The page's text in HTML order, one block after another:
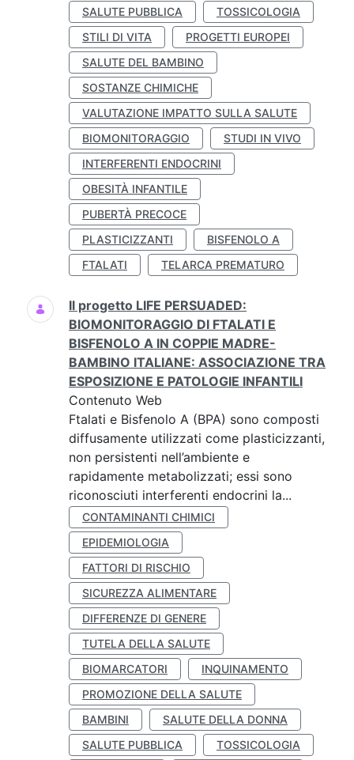
SALUTE PUBBLICA
TOSSICOLOGIA
STILI DI VITA
PROGETTI EUROPEI
SALUTE DEL BAMBINO
SOSTANZE CHIMICHE
VALUTAZIONE IMPATTO SULLA SALUTE
BIOMONITORAGGIO
STUDI IN VIVO
INTERFERENTI ENDOCRINI
OBESITÀ INFANTILE
PUBERTÀ PRECOCE
PLASTICIZZANTI
BISFENOLO A
FTALATI
TELARCA PREMATURO
Il progetto LIFE PERSUADED:
BIOMONITORAGGIO DI FTALATI E
BISFENOLO A IN COPPIE MADRE-
BAMBINO ITALIANE: ASSOCIAZIONE TRA
ESPOSIZIONE E PATOLOGIE INFANTILI
Contenuto Web
Ftalati e Bisfenolo A (BPA) sono composti
diffusamente utilizzati come plasticizzanti,
non persistenti nell’ambiente e
rapidamente metabolizzati; essi sono
riconosciuti interferenti endocrini la...
CONTAMINANTI CHIMICI
EPIDEMIOLOGIA
FATTORI DI RISCHIO
SICUREZZA ALIMENTARE
DIFFERENZE DI GENERE
TUTELA DELLA SALUTE
BIOMARCATORI
INQUINAMENTO
PROMOZIONE DELLA SALUTE
BAMBINI
SALUTE DELLA DONNA
SALUTE PUBBLICA
TOSSICOLOGIA